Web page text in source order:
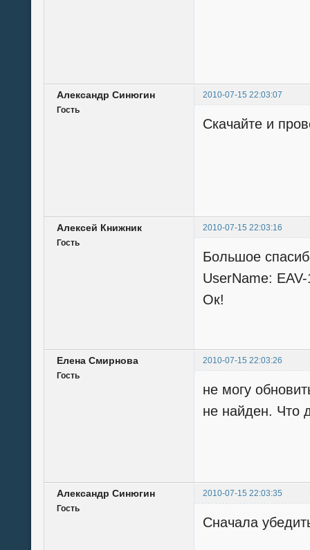
Александр Синюгин
2010-07-15 22:03:07
Гость
Скачайте и
Алексей Книжник
2010-07-15 22:03:16
Гость
Большое
UserName:
Ок!
Елена Смирнова
2010-07-15 22:03:26
Гость
не могу
не найден. Что
Александр Синюгин
2010-07-15 22:03:35
Гость
Сначала